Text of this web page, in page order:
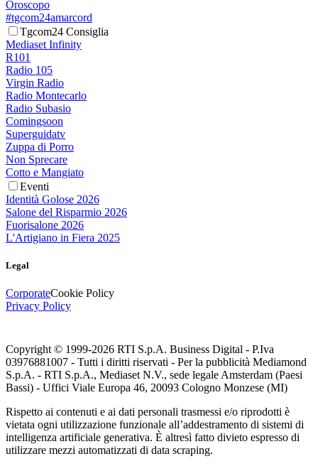
Oroscopo
#tgcom24amarcord
Tgcom24 Consiglia
Mediaset Infinity
R101
Radio 105
Virgin Radio
Radio Montecarlo
Radio Subasio
Comingsoon
Superguidatv
Zuppa di Porro
Non Sprecare
Cotto e Mangiato
Eventi
Identità Golose 2026
Salone del Risparmio 2026
Fuorisalone 2026
L'Artigiano in Fiera 2025
Legal
CorporateCookie Policy
Privacy Policy
Copyright © 1999-2026 RTI S.p.A. Business Digital - P.Iva
03976881007 - Tutti i diritti riservati - Per la pubblicità Mediamond
S.p.A. - RTI S.p.A., Mediaset N.V., sede legale Amsterdam (Paesi
Bassi) - Uffici Viale Europa 46, 20093 Cologno Monzese (MI)
Rispetto ai contenuti e ai dati personali trasmessi e/o riprodotti è
vietata ogni utilizzazione funzionale all’addestramento di sistemi di
intelligenza artificiale generativa. È altresì fatto divieto espresso di
utilizzare mezzi automatizzati di data scraping.